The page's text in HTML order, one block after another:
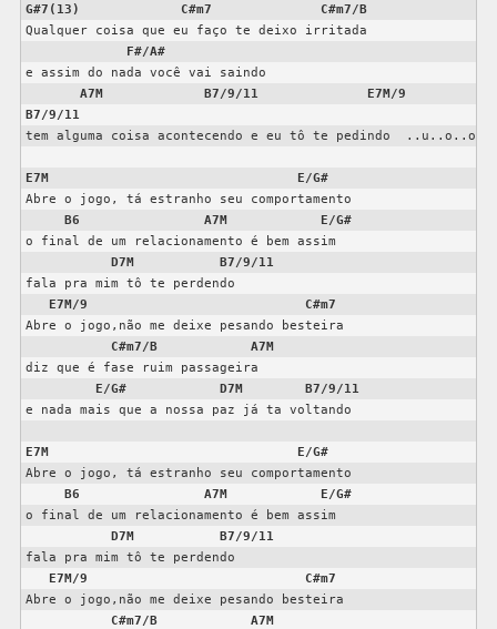
G#7(13)
C#m7
C#m7/B
Qualquer coisa que eu faço te deixo irritada
F#/A#
e assim do nada você vai saindo
A7M
B7/9/11
E7M/9
B7/9/11
tem alguma coisa acontecendo e eu tô te pedindo  ..u..o..o
E7M
E/G#
Abre o jogo, tá estranho seu comportamento
B6
A7M
E/G#
o final de um relacionamento é bem assim
D7M
B7/9/11
fala pra mim tô te perdendo
E7M/9
C#m7
Abre o jogo,não me deixe pesando besteira
C#m7/B
A7M
diz que é fase ruim passageira
E/G#
D7M
B7/9/11
e nada mais que a nossa paz já ta voltando
E7M
E/G#
Abre o jogo, tá estranho seu comportamento
B6
A7M
E/G#
o final de um relacionamento é bem assim
D7M
B7/9/11
fala pra mim tô te perdendo
E7M/9
C#m7
Abre o jogo,não me deixe pesando besteira
C#m7/B
A7M